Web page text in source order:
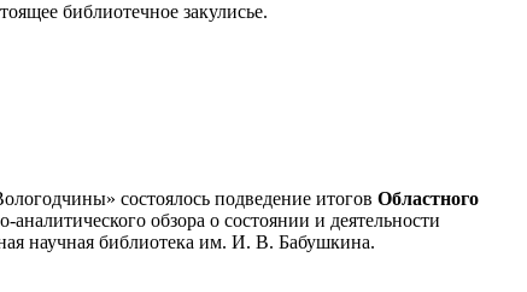
библиотечное закулисье.
состоялось подведение итогов Областного
обзора о состоянии и деятельности
научная библиотека им. И. В. Бабушкина.